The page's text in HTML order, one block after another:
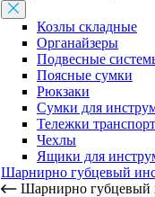
Козлы складные
Органайзеры
Подвесные
Поясные сумки
Рюкзаки
Сумки для
Тележки
Чехлы
Ящики для
Шарнирно губцевый
Шарнирно губцевый